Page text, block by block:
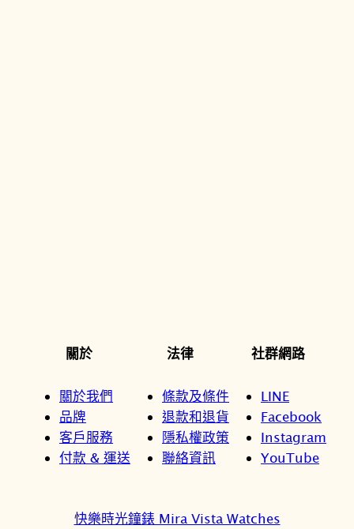
關於
關於我們
品牌
客戶服務
付款 & 運送
法律
條款及條件
退款和退貨
隱私權政策
聯絡資訊
社群網路
LINE
Facebook
Instagram
YouTube
快樂時光鐘錶 Mira Vista Watches